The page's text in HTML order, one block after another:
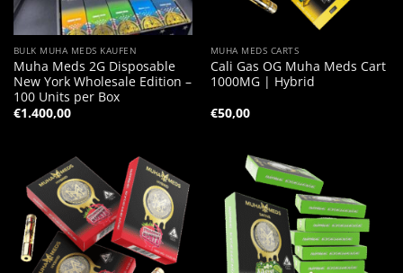
BULK MUHA MEDS KAUFEN
Muha Meds 2G Disposable
New York Wholesale Edition –
100 Units per Box
€1.400,00
MUHA MEDS CARTS
Cali Gas OG Muha Meds Cart
1000MG | Hybrid
€50,00